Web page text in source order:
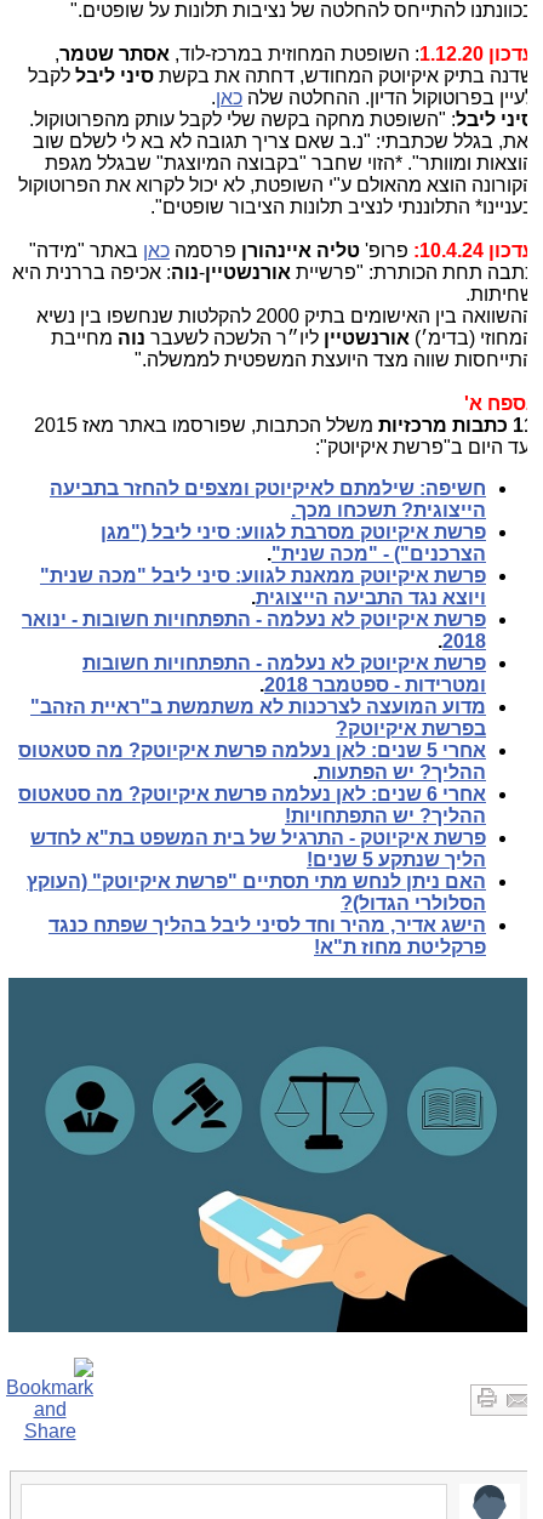
להתייחס להחלטה של נציבות תלונות על שופטים."
1.12.20 : השופטת המחוזית במרכז-לוד,אסתר שטמר,
בתיק איקיוטק המחודש, דחתה את בקשתסיני ליבללקבל
בפרוטוקול הדיון. ההחלטה שלהכאן.
ליבל: "השופטת מחקה בקשה שלי לקבל עותק מהפרוטוקול.
בגלל שכתבתי: "נ.ב שאם צריך תגובה לא בא לי לשלם שוב
ומוותר". *הזוי שחבר "בקבוצה המיוצגת" שבגלל מגפת
הוצא מהאולם ע"י השופטת, לא יכול לקרוא את הפרוטוקול
התלוננתי לנציב תלונות הציבור שופטים".
10.4.24: פרופ'טליה איינהורןפרסמהכאןבאתר "מידה"
תחת הכותרת: "פרשייתאורנשטיין-נוה: אכיפה בררנית היא
ההשוואה בין האישומים בתיק 2000 להקלטות שנחשפו בין נשיא
(בדימ׳)אורנשטייןליו״ר הלשכה לשעברנוהמחייבת
שווה מצד היועצת המשפטית לממשלה."
א'
משלל הכתבות, שפורסמו באתר מאז 2015
היום ב"פרשת איקיוטק":
חשיפה: שילמתם לאיקיוטק ומצפים להחזר בתביעה
הייצוגית? תשכחו מכך.
פרשת איקיוטק מסרבת לגווע: סיני ליבל ("מגן
הצרכנים") - "מכה שנית".
פרשת איקיוטק ממאנת לגווע: סיני ליבל "מכה שנית"
ויוצא נגד התביעה הייצוגית.
פרשת איקיוטק לא נעלמה - התפתחויות חשובות - ינואר
2018
.
פרשת איקיוטק לא נעלמה - התפתחויות חשובות
ומטרידות - ספטמבר 2018
.
מדוע המועצה לצרכנות לא משתמשת ב"ראיית הזהב"
בפרשת איקיוטק?
אחרי 5 שנים: לאן נעלמה פרשת איקיוטק? מה סטאטוס
ההליך? יש הפתעות.
אחרי 6 שנים: לאן נעלמה פרשת איקיוטק? מה סטאטוס
ההליך? יש התפתחויות!
פרשת איקיוטק - התרגיל של בית המשפט בת"א לחדש
הליך שנתקע 5 שנים!
האם ניתן לנחש מתי תסתיים "פרשת איקיוטק" (העוקץ
הסלולרי הגדול)?
הישג אדיר, מהיר וחד לסיני ליבל בהליך שפתח כנגד
פרקליטת מחוז ת"א!